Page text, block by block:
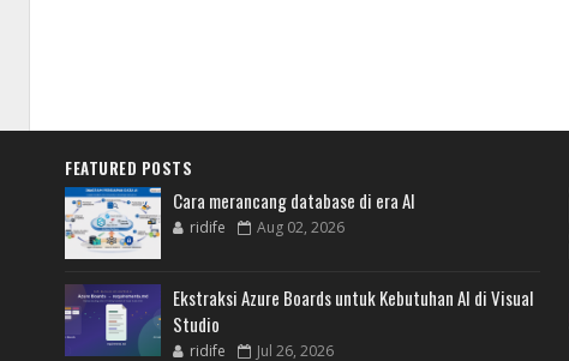
FEATURED POSTS
Cara merancang database di era AI
ridife Aug 02, 2026
Ekstraksi Azure Boards untuk Kebutuhan AI di Visual
Studio
ridife Jul 26, 2026